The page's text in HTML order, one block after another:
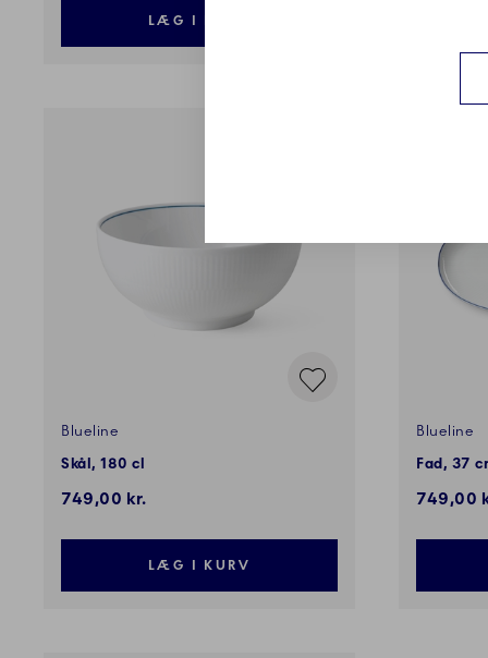
LÆG I KURV
Blueline
Skål, 180 cl
749,00 kr.
LÆG I KURV
Blueline
Fad, 37
749,00